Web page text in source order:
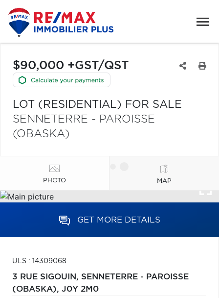
$90,000 +GST/QST
LOT (RESIDENTIAL) FOR SALE
SENNETERRE - PAROISSE
(OBASKA)
PHOTO MAP
GET MORE DETAILS
ULS : 14309068
3 RUE SIGOUIN, SENNETERRE - PAROISSE
(OBASKA), J0Y 2M0